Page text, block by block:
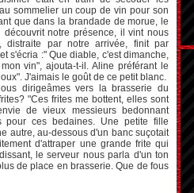
sommelier un coup de vin pour son
que dans la brandade de morue, le
notre présence, il vint nous
distraite par notre arrivée, finit par
s'écria :" Que diable, c'est dimanche,
vin", ajouta-t-il. Aline préférant le
J'aimais le goût de ce petit blanc.
dirigeâmes vers la brasserie du
"Ces frites me bottent, elles sont
de vieux messieurs bedonnant
pour ces bedaines. Une petite fille
autre, au-dessous d'un banc suçotait
d'attraper une grande frite qui
le serveur nous parla d'un ton
de place en brasserie. Que de fous